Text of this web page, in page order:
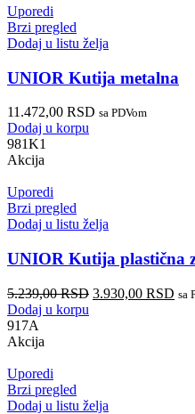
Uporedi
Brzi pregled
Dodaj u listu želja
UNIOR Kutija metalna
11.472,00 RSD sa PDVom
Dodaj u korpu
981K1
Akcija
Uporedi
Brzi pregled
Dodaj u listu želja
UNIOR Kutija plastična
5.239,00RSD 3.930,00 RSD sa
Dodaj u korpu
917A
Akcija
Uporedi
Brzi pregled
Dodaj u listu želja